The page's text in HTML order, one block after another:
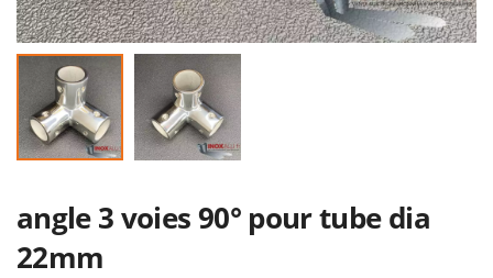
211317 VB TER TF
4.5x60 boite de
200p
36,92€
761,78€
angle 3 voies 90° pour tube dia
22mm